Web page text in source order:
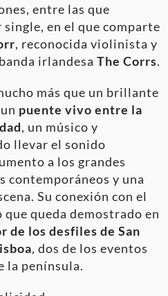
entre las que
en el que comparte
, reconocida violinista y
irlandesa The Corrs.
más que un brillante
puente vivo entre la
, un músico y
llevar el sonido
a los grandes
contemporáneos y una
Su conexión con el
queda demostrado en
de los desfiles de San
, dos de los eventos
la península.